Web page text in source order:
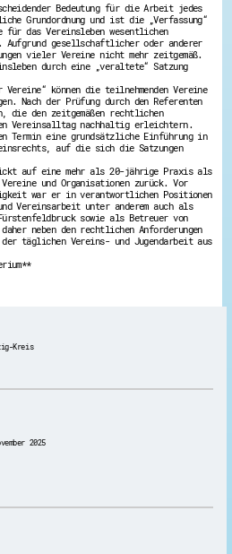
engagiert - Digitale Themenabende
Hessen
Learning
dich schlau
Pakt
Lotsen in Hessen
und Ehrenamt
+ Integration
aktiv
& Fortbildung
Daten, Fakten aus Hessen
Bedeutung für die Arbeit jedes
Grundordnung und ist die „Verfassung“
das Vereinsleben wesentlichen
Aufgrund gesellschaftlicher oder anderer
vieler Vereine nicht mehr zeitgemäß.
durch eine „veraltete“ Satzung
Vereine“ können die teilnehmenden Vereine
Nach der Prüfung durch den Referenten
die den zeitgemäßen rechtlichen
Vereinsalltag nachhaltig erleichtern.
Termin eine grundsätzliche Einführung in
auf die sich die Satzungen
auf eine mehr als 20-jährige Praxis als
und Organisationen zurück. Vor
war er in verantwortlichen Positionen
Vereinsarbeit unter anderem auch als
sowie als Betreuer von
neben den rechtlichen Anforderungen
täglichen Vereins- und Jugendarbeit aus
Kreis
2025